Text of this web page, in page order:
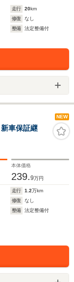
走行 20km
修復
なし
整備
法定整備付
NEW
車保証継
本体価格
239.9万円
走行 1.2万km
修復
なし
整備
法定整備付